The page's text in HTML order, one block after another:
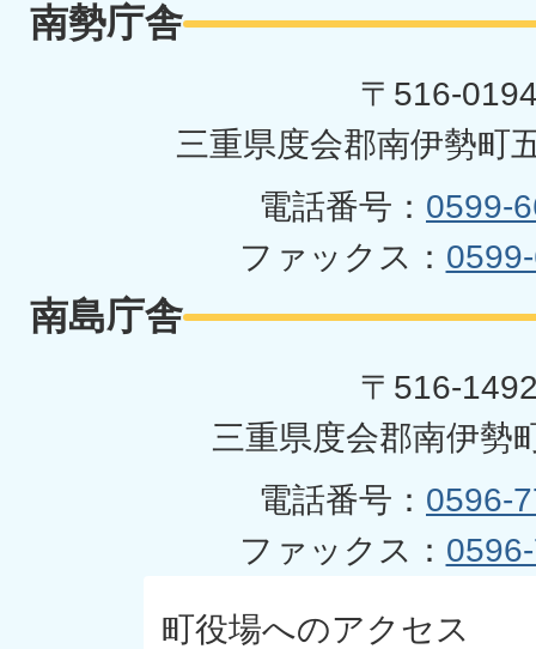
南勢庁舎
〒516-
三重県度会郡南伊勢町
電話番号： 0599-
ファックス：
南島庁舎
〒516-
三重県度会郡南伊勢
電話番号： 0596-
ファックス：
町役場へのアクセス